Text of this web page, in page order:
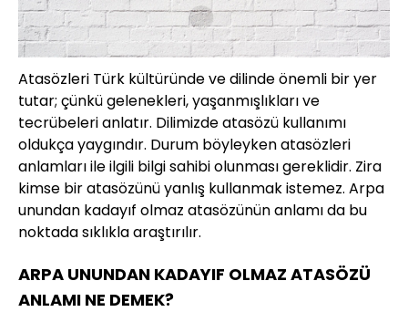
Atasözleri Türk kültüründe ve dilinde önemli bir yer
tutar; çünkü gelenekleri, yaşanmışlıkları ve
tecrübeleri anlatır. Dilimizde atasözü kullanımı
oldukça yaygındır. Durum böyleyken atasözleri
anlamları ile ilgili bilgi sahibi olunması gereklidir. Zira
kimse bir atasözünü yanlış kullanmak istemez. Arpa
unundan kadayıf olmaz atasözünün anlamı da bu
noktada sıklıkla araştırılır.
ARPA UNUNDAN KADAYIF OLMAZ ATASÖZÜ
ANLAMI NE DEMEK?